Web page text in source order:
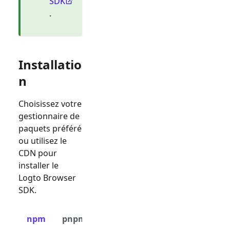
.
Installatio
n
Choisissez votre
gestionnaire de
paquets préféré
ou utilisez le
CDN pour
installer le
Logto Browser
SDK.
npm pnpm